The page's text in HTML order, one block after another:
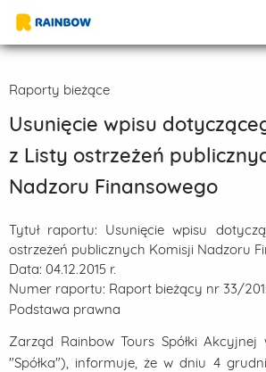
Raporty bieżące
Usunięcie wpisu
z Listy ostrzeżeń
Nadzoru Finansowego
Tytuł raportu: Usunięcie wpisu
ostrzeżeń publicznych Komisji Nadzoru
Data: 04.12.2015 r.
Numer raportu: Raport bieżący nr 33/
Podstawa prawna
Zarząd Rainbow Tours Spółki
"Spółka"), informuje, że w dniu 4